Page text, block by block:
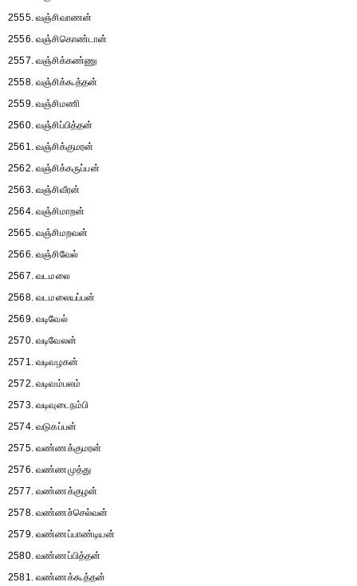
2555. வஞ்சிவாணன்
2556. வஞ்சிகொண்டான்
2557. வஞ்சிக்கண்ணு
2558. வஞ்சிக்கூத்தன்
2559. வஞ்சிமணி
2560. வஞ்சிப்பித்தன்
2561. வஞ்சிக்குமரன்
2562. வஞ்சிக்கருப்பன்
2563. வஞ்சிவீரன்
2564. வஞ்சிமாறன்
2565. வஞ்சிமறவன்
2566. வஞ்சிவேல்
2567. வடமலை
2568. வடமலையப்பன்
2569. வடிவேல்
2570. வடிவேலன்
2571. வடிவழகன்
2572. வடிவம்பலம்
2573. வடிவுடைநம்பி
2574. வடுகப்பன்
2575. வண்ணக்குமரன்
2576. வண்ணமுத்து
2577. வண்ணக்குழன்
2578. வண்ணச்செல்வன்
2579. வண்ணப்பாண்டியன்
2580. வண்ணப்பித்தன்
2581. வண்ணக்கூத்தன்